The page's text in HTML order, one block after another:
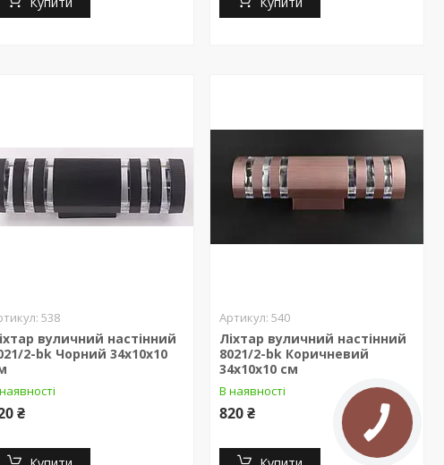
538
вуличний настінний
2-bk Чорний 34х10х10
₴
540
Ліхтар вуличний настінний
8021/2-bk Коричневий
34х10х10 см
В наявності
820 ₴